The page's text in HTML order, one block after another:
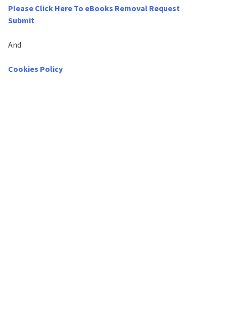
Please Click Here To eBooks Removal Request
Submit
And
Cookies Policy